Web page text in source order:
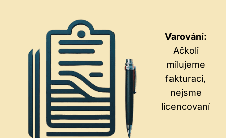
Varování:
Ačkoli
milujeme
fakturaci,
nejsme
licencovaní